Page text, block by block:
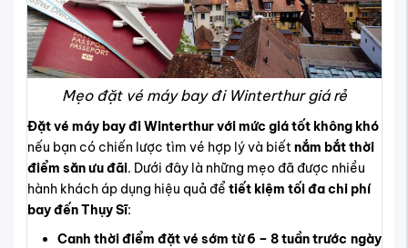
Mẹo đặt vé máy bay đi Winterthur giá rẻ
Đặt vé máy bay đi Winterthur với mức giá tốt không khó
nếu bạn có chiến lược tìm vé hợp lý và biếtnắm bắt thời
điểm săn ưu đãi. Dưới đây là những mẹo đã được nhiều
hành khách áp dụng hiệu quả để tiết kiệm tối đa chi phí
bay đến Thụy Sĩ:
Canh thời điểm đặt vé sớm từ 6 – 8 tuần trước ngày